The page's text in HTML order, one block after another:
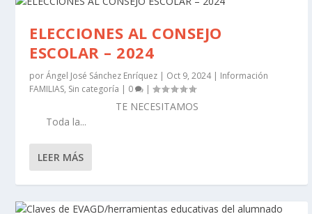
ELECCIONES AL CONSEJO
ESCOLAR – 2024
porÁngel José Sánchez Enríquez | Oct 9, 2024| Información
FAMILIAS, Sin categoría | 0 |
TE NECESITAMOS
Toda la...
LEER MÁS